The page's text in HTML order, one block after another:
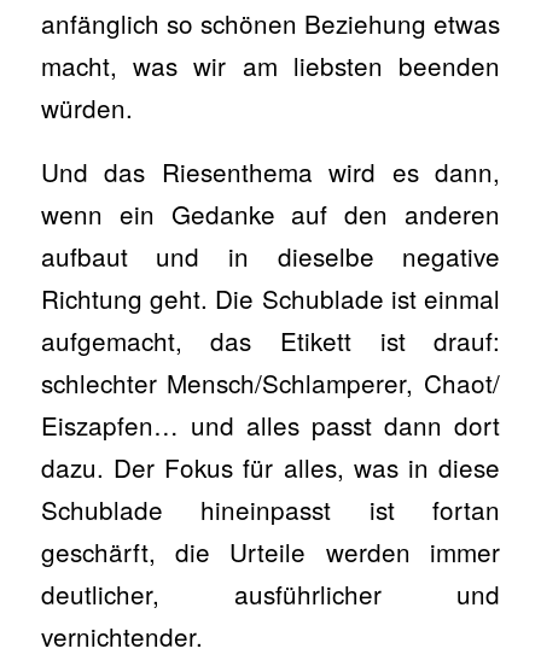
anfänglich so schönen Beziehung etwas
macht, was wir am liebsten beenden
würden.
Und das Riesenthema wird es dann,
wenn ein Gedanke auf den anderen
aufbaut und in dieselbe negative
Richtung geht. Die Schublade ist einmal
aufgemacht, das Etikett ist drauf:
schlechter Mensch/Schlamperer, Chaot/
Eiszapfen… und alles passt dann dort
dazu. Der Fokus für alles, was in diese
Schublade hineinpasst ist fortan
geschärft, die Urteile werden immer
deutlicher, ausführlicher und
vernichtender.